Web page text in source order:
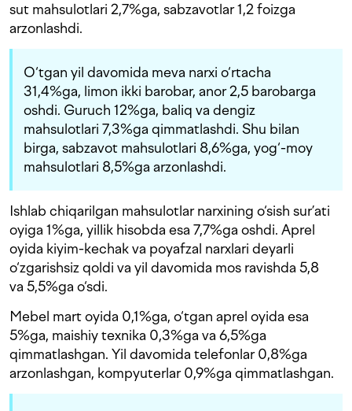
sut mahsulotlari 2,7%ga, sabzavotlar 1,2 foizga
arzonlashdi.
O‘tgan yil davomida meva narxi o‘rtacha
31,4%ga, limon ikki barobar, anor 2,5 barobarga
oshdi. Guruch 12%ga, baliq va dengiz
mahsulotlari 7,3%ga qimmatlashdi. Shu bilan
birga, sabzavot mahsulotlari 8,6%ga, yog‘-moy
mahsulotlari 8,5%ga arzonlashdi.
Ishlab chiqarilgan mahsulotlar narxining o‘sish sur’ati
oyiga 1%ga, yillik hisobda esa 7,7%ga oshdi. Aprel
oyida kiyim-kechak va poyafzal narxlari deyarli
o‘zgarishsiz qoldi va yil davomida mos ravishda 5,8
va 5,5%ga o‘sdi.
Mebel mart oyida 0,1%ga, o‘tgan aprel oyida esa
5%ga, maishiy texnika 0,3%ga va 6,5%ga
qimmatlashgan. Yil davomida telefonlar 0,8%ga
arzonlashgan, kompyuterlar 0,9%ga qimmatlashgan.